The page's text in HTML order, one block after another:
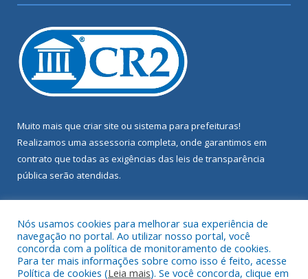
Muito mais que criar site ou sistema para prefeituras!
Realizamos uma assessoria completa, onde garantimos em
contrato que todas as exigências das leis de transparência
pública serão atendidas.
Nós usamos cookies para melhorar sua experiência de
navegação no portal. Ao utilizar nosso portal, você
concorda com a política de monitoramento de cookies.
Para ter mais informações sobre como isso é feito, acesse
Política de cookies (Leia mais). Se você concorda, clique em